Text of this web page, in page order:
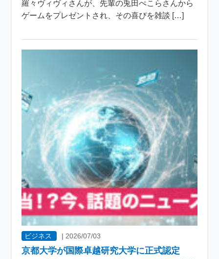
羅々ヴィヴィさんが、先輩の兎田ぺこらさんから
ゲームをプレゼントされ、その喜びを雑談 […]
ビジネス |2026/07/03
京都大学が国際卓越研究大学に正式認定